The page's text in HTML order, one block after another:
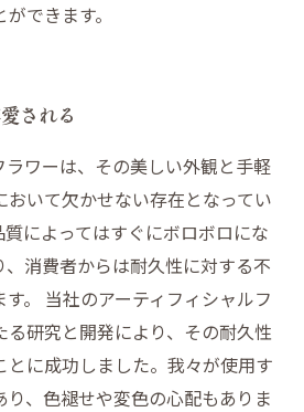
できます。
される
ラワーは、その美しい外観と手軽
おいて欠かせない存在となってい
質によってはすぐにボロボロにな
、消費者からは耐久性に対する不
。 当社のアーティフィシャルフ
る研究と開発により、その耐久性
とに成功しました。我々が使用す
り、色褪せや変色の心配もありま